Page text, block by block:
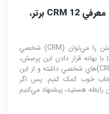
(CRM) شخصي چيست؟، معرفي 12 CRM برتر،
هرچند پرسش محوري و اصلي متن را مي‌توان (CRM) شخصي
بهانه قرار دادن اين پرسش،
نيم‌نگاهي به تعدادي از برترين (CRM)هاي شخصي داشته و از اين
خوب کمک کنيم. پس اگر
رابطه هستيد، پيشنهاد مي‌کنيم